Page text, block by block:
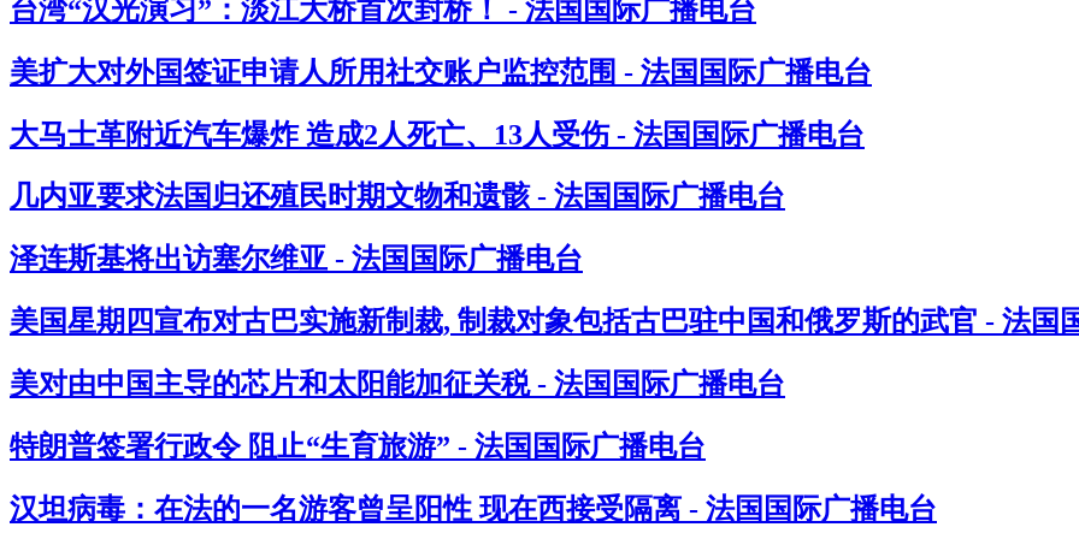
台湾“汉光演习”：淡江大桥首次封桥！ - 法国国际广播电台
美扩大对外国签证申请人所用社交账户监控范围 - 法国国际广播电台
大马士革附近汽车爆炸 造成2人死亡、13人受伤 - 法国国际广播电台
几内亚要求法国归还殖民时期文物和遗骸 - 法国国际广播电台
泽连斯基将出访塞尔维亚 - 法国国际广播电台
美国星期四宣布对古巴实施新制裁, 制裁对象包括古巴驻中国和俄罗斯的武官 - 法国
美对由中国主导的芯片和太阳能加征关税 - 法国国际广播电台
特朗普签署行政令 阻止“生育旅游” - 法国国际广播电台
汉坦病毒：在法的一名游客曾呈阳性 现在西接受隔离 - 法国国际广播电台